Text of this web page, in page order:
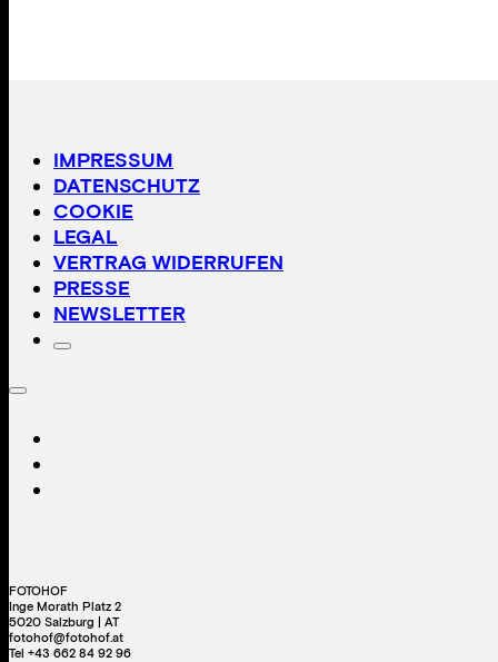
IMPRESSUM
DATENSCHUTZ
COOKIE
LEGAL
VERTRAG WIDERRUFEN
PRESSE
NEWSLETTER
FOTOHOF
Inge Morath Platz 2
5020 Salzburg | AT
fotohof@fotohof.at
Tel +43 662 84 92 96